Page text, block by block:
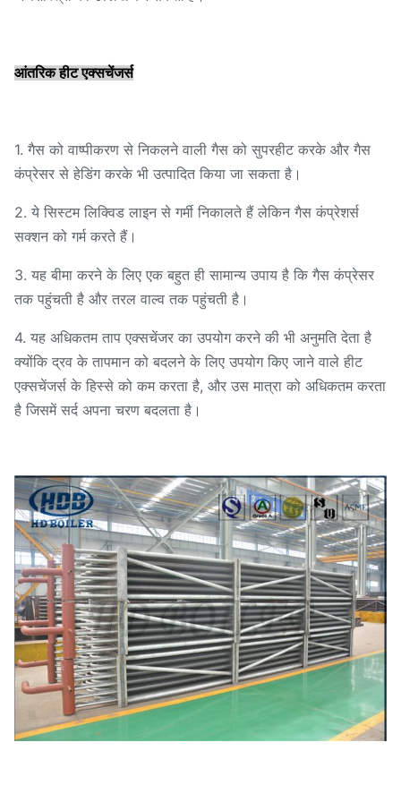
आंतरिक हीट एक्सचेंजर्स
1. गैस को वाष्पीकरण से निकलने वाली गैस को सुपरहीट करके और गैस
कंप्रेसर से हेडिंग करके भी उत्पादित किया जा सकता है।
2. ये सिस्टम लिक्विड लाइन से गर्मी निकालते हैं लेकिन गैस कंप्रेशर्स
सक्शन को गर्म करते हैं।
3. यह बीमा करने के लिए एक बहुत ही सामान्य उपाय है कि गैस कंप्रेसर
तक पहुंचती है और तरल वाल्व तक पहुंचती है।
4. यह अधिकतम ताप एक्सचेंजर का उपयोग करने की भी अनुमति देता है
क्योंकि द्रव के तापमान को बदलने के लिए उपयोग किए जाने वाले हीट
एक्सचेंजर्स के हिस्से को कम करता है, और उस मात्रा को अधिकतम करता
है जिसमें सर्द अपना चरण बदलता है।